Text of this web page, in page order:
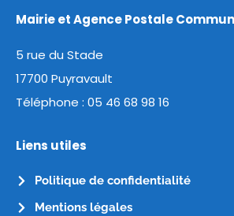
Mairie et Agence Postale
5 rue du Stade
17700 Puyravault
Téléphone : 05 46 68 98 16
Liens utiles
Politique de confidentialité
Mentions légales